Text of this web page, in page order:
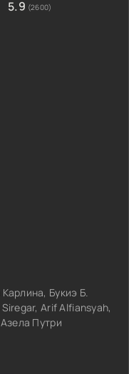
5.9 (2600)
Букиэ Б.
Arif Alfiansyah,
Путри